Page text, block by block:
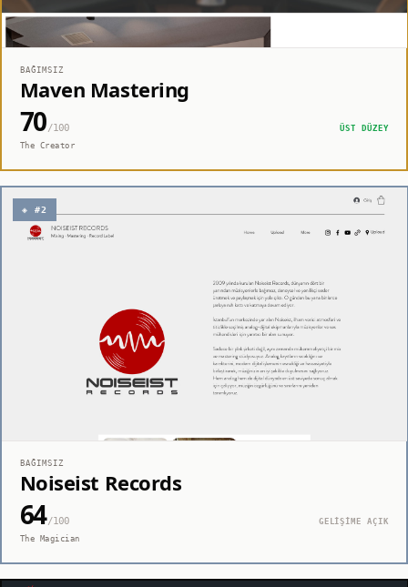
BAĞIMSIZ
Maven Mastering
70/100
ÜST DÜZEY
The Creator
◈ #2
BAĞIMSIZ
Noiseist Records
64/100
GELİŞİME AÇIK
The Magician